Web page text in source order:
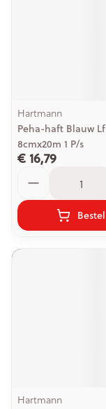
Hartmann
Peha-haft Blauw Lf
8cmx20m 1 P/s
€ 16,79
Bestel
Hartmann